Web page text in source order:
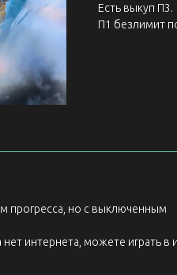
Есть выкуп П3.
П1 безлимит
прогресса, но с выключенным
интернета, можете играть в